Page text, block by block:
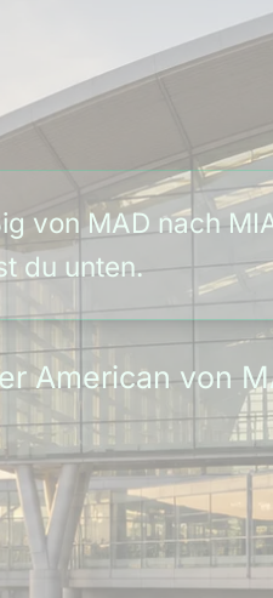
von MAD nach
du unten.
American von